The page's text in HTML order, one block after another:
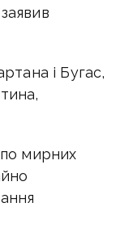
і Бугас,
по мирних